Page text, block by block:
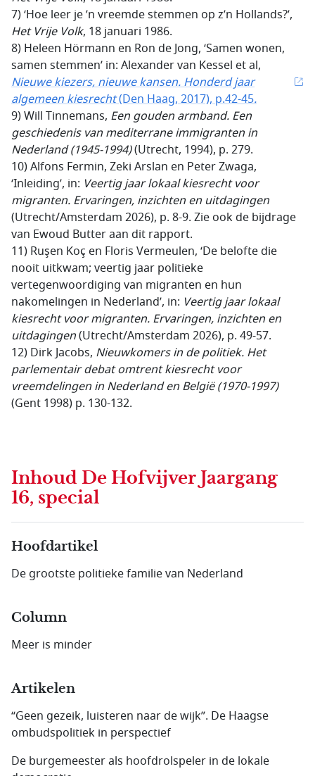
7) ‘Hoe leer je ’n vreemde stemmen op z’n Hollands?’,
Het Vrije Volk, 18 januari 1986.
8) Heleen Hörmann en Ron de Jong, ‘Samen wonen,
samen stemmen’ in: Alexander van Kessel et al,
Nieuwe kiezers, nieuwe kansen. Honderd jaar
algemeen kiesrecht(Den Haag, 2017), p.42-45.
9) Will Tinnemans, Een gouden armband. Een
geschiedenis van mediterrane immigranten in
Nederland (1945-1994)(Utrecht, 1994), p. 279.
10) Alfons Fermin, Zeki Arslan en Peter Zwaga,
‘Inleiding’, in: Veertig jaar lokaal kiesrecht voor
migranten. Ervaringen, inzichten en uitdagingen
(Utrecht/Amsterdam 2026), p. 8-9. Zie ook de bijdrage
van Ewoud Butter aan dit rapport.
11) Ruşen Koç en Floris Vermeulen, ‘De belofte die
nooit uitkwam; veertig jaar politieke
vertegenwoordiging van migranten en hun
nakomelingen in Nederland’, in: Veertig jaar lokaal
kiesrecht voor migranten. Ervaringen, inzichten en
uitdagingen(Utrecht/Amsterdam 2026), p. 49-57.
12) Dirk Jacobs, Nieuwkomers in de politiek. Het
parlementair debat omtrent kiesrecht voor
vreemdelingen in Nederland en België (1970-1997)
(Gent 1998) p. 130-132.
Inhoud De Hofvijver Jaargang
16, special
Hoofdartikel
De grootste politieke familie van Nederland
Column
Meer is minder
Artikelen
“Geen gezeik, luisteren naar de wijk”. De Haagse
ombudspolitiek in perspectief
De burgemeester als hoofdrolspeler in de lokale